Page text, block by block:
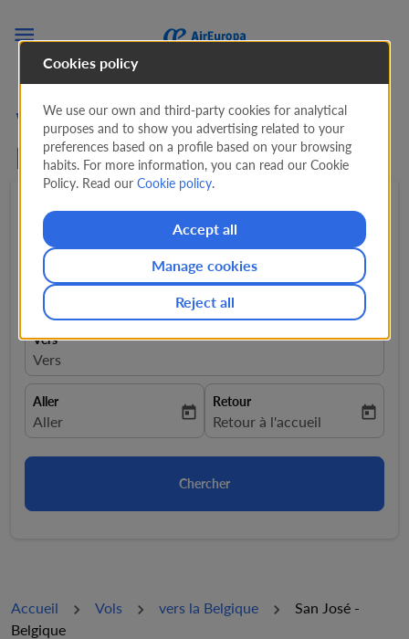

Vols de San José vers la
Belgique
Aller-retour 1 Passager expand_more
De
San José, Costa Rica, SJO close
Vers
Vers
Aller
fc-booking-departure-date-aria-label
Aller today
Retour
fc-booking-return-date-aria-
Retour à l'accueil today
Chercher
Accueil Vols vers la Belgique
San José -
Belgique
Cookies policy
We use our own and third-party cookies for analytical
purposes and to show you advertising related to your
preferences based on a profile based on your browsing
habits. For more information, you can read our Cookie
Policy. Read ourCookie policy.
Accept all
Reject all
Manage cookies